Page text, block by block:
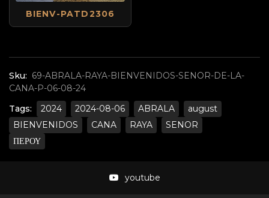
Sku: 69-ABRALA-RAYA-BIENVENIDOS-SENOR-DE-LA-
CANA-P-06-08-24
Tags:
2024 2024-08-06 ABRALA
august
BIENVENIDOS
CANA RAYA
SENOR
ΠΕΡΟΥ
BIENV-PATD2306
youtube